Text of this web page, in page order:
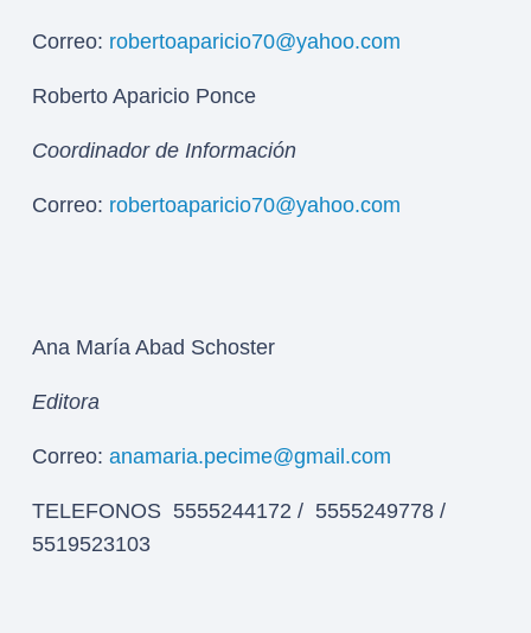
Correo: robertoaparicio70@yahoo.com
Roberto Aparicio Ponce
Coordinador de Información
Correo: robertoaparicio70@yahoo.com
Ana María Abad Schoster
Editora
Correo: anamaria.pecime@gmail.com
TELEFONOS 5555244172 / 5555249778 /
5519523103